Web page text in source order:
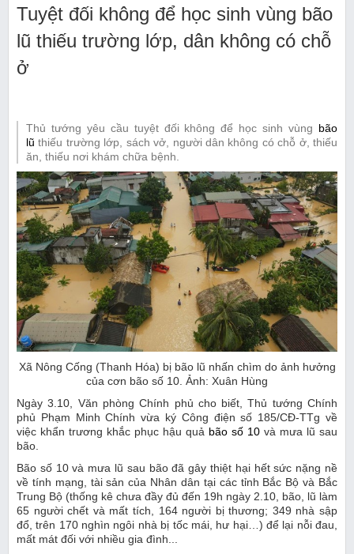
Tuyệt đối không để học sinh vùng bão
lũ thiếu trường lớp, dân không có chỗ
ở
Thủ tướng yêu cầu tuyệt đối không để học sinh vùng bão
lũ thiếu trường lớp, sách vở, người dân không có chỗ ở, thiếu
ăn, thiếu nơi khám chữa bệnh.
Xã Nông Cống (Thanh Hóa) bị bão lũ nhấn chìm do ảnh hưởng
của cơn bão số 10. Ảnh: Xuân Hùng
Ngày 3.10, Văn phòng Chính phủ cho biết, Thủ tướng Chính
phủ Phạm Minh Chính vừa ký Công điện số 185/CĐ-TTg về
việc khẩn trương khắc phục hậu quả bão số 10 và mưa lũ sau
bão.
Bão số 10 và mưa lũ sau bão đã gây thiệt hại hết sức nặng nề
về tính mạng, tài sản của Nhân dân tại các tỉnh Bắc Bộ và Bắc
Trung Bộ (thống kê chưa đầy đủ đến 19h ngày 2.10, bão, lũ làm
65 người chết và mất tích, 164 người bị thương; 349 nhà sập
đổ, trên 170 nghìn ngôi nhà bị tốc mái, hư hại…) để lại nỗi đau,
mất mát đối với nhiều gia đình...